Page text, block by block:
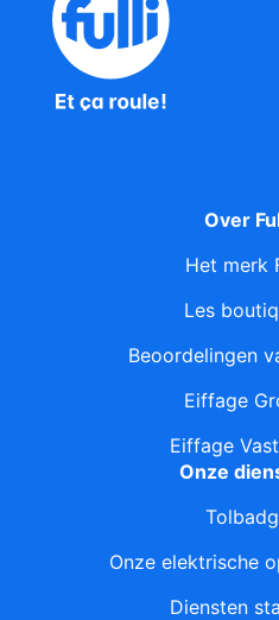
Over
Het merk
Les
Beoordelingen
Eiffage
Eiffage
Onze
Onze elektrische
Diensten